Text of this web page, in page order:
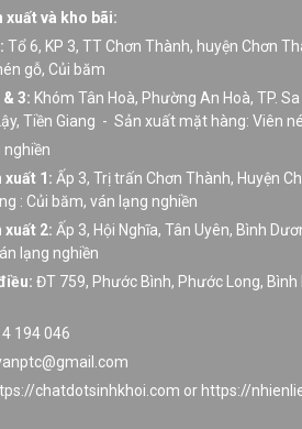
xuất và kho bãi:
Tổ 6, KP 3, TT Chơn Thành, huyện Chơn
gỗ, Củi băm
3: Khóm Tân Hoà, Phường An Hoà, TP.
Tiền Giang - Sản xuất mặt hàng: Viên
nghiền
xuất 1: Ấp 3, Trị trấn Chơn Thành, Huyện
: Củi băm, ván lạng nghiền
xuất 2: Ấp 3, Hội Nghĩa, Tân Uyên, Bình
lạng nghiền
ĐT 759, Phước Bình, Phước Long,
194 046
chatdotsinhkhoi.com or https://